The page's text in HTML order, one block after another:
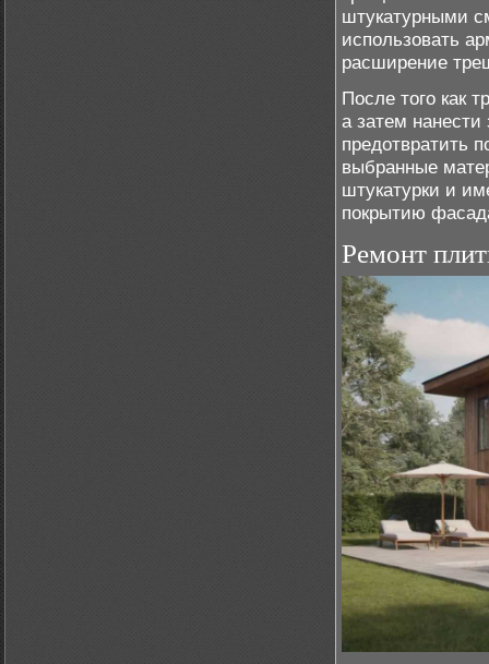
штукатурными
использовать
расширение
После того как
а затем
предотвратить
выбранные
штукатурки и
покрытию
Ремонт